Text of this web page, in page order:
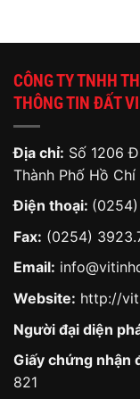
CÔNG TY TNHH
THÔNG TIN ĐẤT
Địa chỉ: Số 1206
Thành Phố Hồ
Điện thoại:
Fax: (0254)
Email:
Website: http://
Người đại diện
Giấy chứng nhận
821